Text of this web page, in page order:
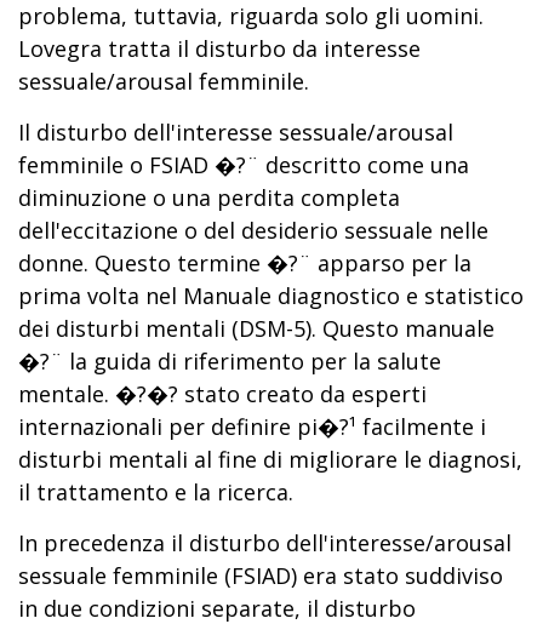
problema, tuttavia, riguarda solo gli uomini.
Lovegra tratta il disturbo da interesse
sessuale/arousal femminile.
Il disturbo dell'interesse sessuale/arousal
femminile o FSIAD �?¨ descritto come una
diminuzione o una perdita completa
dell'eccitazione o del desiderio sessuale nelle
donne. Questo termine �?¨ apparso per la
prima volta nel Manuale diagnostico e statistico
dei disturbi mentali (DSM-5). Questo manuale
�?¨ la guida di riferimento per la salute
mentale. �?�? stato creato da esperti
internazionali per definire pi�?¹ facilmente i
disturbi mentali al fine di migliorare le diagnosi,
il trattamento e la ricerca.
In precedenza il disturbo dell'interesse/arousal
sessuale femminile (FSIAD) era stato suddiviso
in due condizioni separate, il disturbo